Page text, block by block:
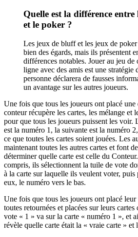
Quelle est la différence
et le poker ?
Les jeux de bluff et les jeux de
bien des égards, mais ils présentent
différences notables. Jouer au jeu de
ligne avec des amis est une stratégie
personne déclarera de fausses
un avantage sur les autres joueurs.
Une fois que tous les joueurs ont placé
conteur récupère les cartes, les mélange et
pour que tous les joueurs puissent les voir.
est la numéro 1, la suivante est la numéro
ce que toutes les cartes soient jouées. Les
maintenant toutes les autres cartes et font
déterminer quelle carte est celle du
compris, ils sélectionnent la tuile de vote
à la carte sur laquelle ils veulent voter,
eux, le numéro vers le bas.
Une fois que tous les joueurs ont placé
toutes retournées et placées sur leurs
vote « 1 » va sur la carte « numéro 1 », et
révèle quelle carte était la « vraie carte » et